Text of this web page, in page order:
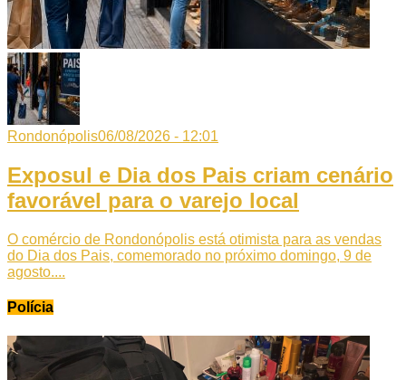
Rondonópolis06/08/2026 - 12:01
Exposul e Dia dos Pais criam cenário
favorável para o varejo local
O comércio de Rondonópolis está otimista para as vendas
do Dia dos Pais, comemorado no próximo domingo, 9 de
agosto....
Polícia